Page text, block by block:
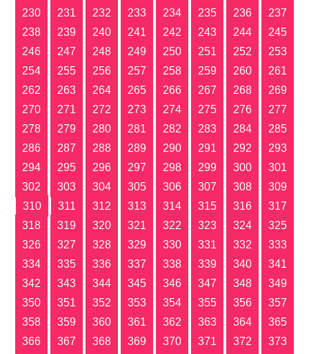
230
231 232 233 234 235 236
237
238
239 240 241 242 243 244
245
246
247 248 249 250 251 252
253
254
255 256 257 258 259 260
261
262
263 264 265 266 267 268
269
270
271 272 273 274 275 276
277
278
279 280 281 282 283 284
285
286
287 288 289 290 291 292
293
294
295 296 297 298 299 300
301
302
303 304 305 306 307 308
309
310
311 312 313 314 315 316
317
318
319 320 321 322 323 324
325
326
327 328 329 330 331 332
333
334
335 336 337 338 339 340
341
342
343 344 345 346 347 348
349
350
351 352 353 354 355 356
357
358
359 360 361 362 363 364
365
366
367 368 369 370 371 372
373